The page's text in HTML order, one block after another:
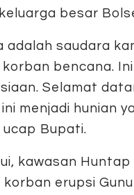
besar
adalah saudara
korban bencana.
Selamat
menjadi hunian
ucap Bupati.
kawasan
korban erupsi